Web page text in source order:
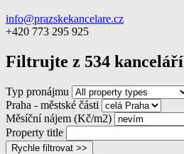
info@prazskekancelare.cz
+420 773 295 925
Filtrujte z 534 kanceláří
Typ pronájmu
Praha - městské části
Měsíční nájem (Kč/m2)
Property title
Rychle filtrovat >>